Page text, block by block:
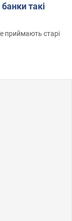
такі
приймають старі